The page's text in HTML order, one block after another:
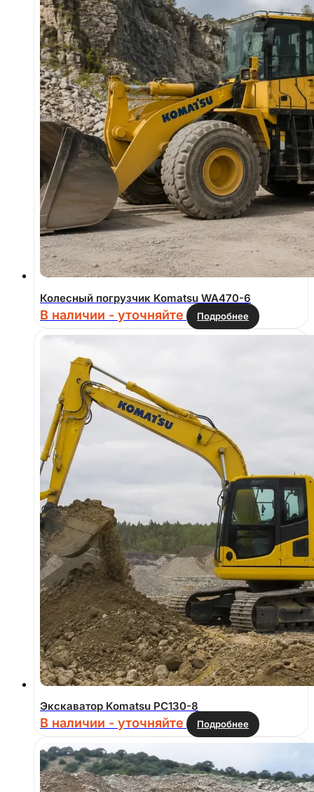
Колесный погрузчик Komatsu WA470-6
В наличии - уточняйте Подробнее
Экскаватор Komatsu PC130-8
В наличии - уточняйте Подробнее